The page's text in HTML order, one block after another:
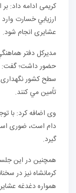
کریمی ادامه داد:
ارزيابي خسارت
عشایری انجام شود.
مديركل دفتر
تاًمين مي كنند.
وی اضافه کرد: با
دام است، ضوری
گيرد.
همچنین در این
كرمانشاه نیز در
همواره دغدغه